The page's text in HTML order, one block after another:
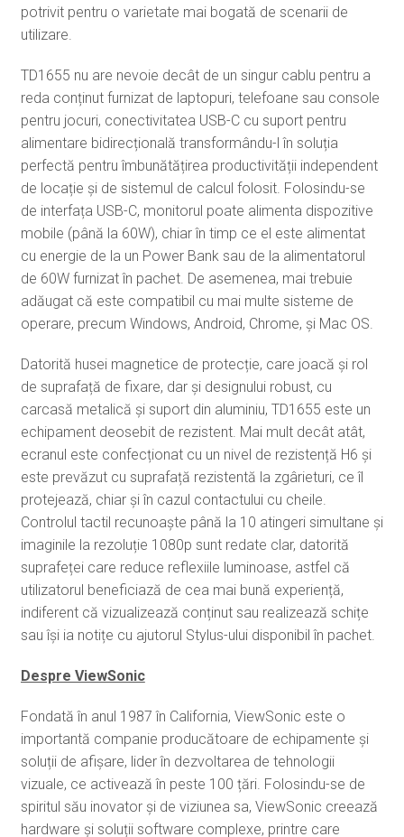
potrivit pentru o varietate mai bogată de scenarii de
utilizare.
TD1655 nu are nevoie decât de un singur cablu pentru a
reda conținut furnizat de laptopuri, telefoane sau console
pentru jocuri, conectivitatea USB-C cu suport pentru
alimentare bidirecțională transformându-l în soluția
perfectă pentru îmbunătățirea productivității independent
de locație și de sistemul de calcul folosit. Folosindu-se
de interfața USB-C, monitorul poate alimenta dispozitive
mobile (până la 60W), chiar în timp ce el este alimentat
cu energie de la un Power Bank sau de la alimentatorul
de 60W furnizat în pachet. De asemenea, mai trebuie
adăugat că este compatibil cu mai multe sisteme de
operare, precum Windows, Android, Chrome, și Mac OS.
Datorită husei magnetice de protecție, care joacă și rol
de suprafață de fixare, dar și designului robust, cu
carcasă metalică și suport din aluminiu, TD1655 este un
echipament deosebit de rezistent. Mai mult decât atât,
ecranul este confecționat cu un nivel de rezistență H6 și
este prevăzut cu suprafață rezistentă la zgârieturi, ce îl
protejează, chiar și în cazul contactului cu cheile.
Controlul tactil recunoaște până la 10 atingeri simultane și
imaginile la rezoluție 1080p sunt redate clar, datorită
suprafeței care reduce reflexiile luminoase, astfel că
utilizatorul beneficiază de cea mai bună experiență,
indiferent că vizualizează conținut sau realizează schițe
sau își ia notițe cu ajutorul Stylus-ului disponibil în pachet.
Despre ViewSonic
Fondată în anul 1987 în California, ViewSonic este o
importantă companie producătoare de echipamente și
soluții de afișare, lider în dezvoltarea de tehnologii
vizuale, ce activează în peste 100 țări. Folosindu-se de
spiritul său inovator și de viziunea sa, ViewSonic creează
hardware și soluții software complexe, printre care